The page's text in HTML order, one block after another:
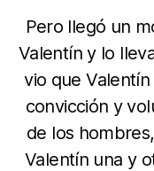
Pero llegó un
Valentín y lo
vio que
convicción y
de los
Valentín una y